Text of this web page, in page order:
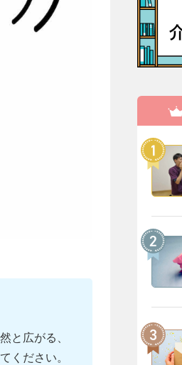
と広がる、
ください。